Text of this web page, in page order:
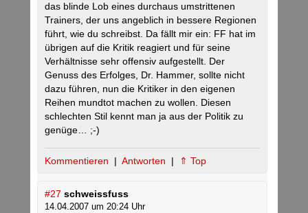
das blinde Lob eines durchaus umstrittenen
Trainers, der uns angeblich in bessere Regionen
führt, wie du schreibst. Da fällt mir ein: FF hat im
übrigen auf die Kritik reagiert und für seine
Verhältnisse sehr offensiv aufgestellt. Der
Genuss des Erfolges, Dr. Hammer, sollte nicht
dazu führen, nun die Kritiker in den eigenen
Reihen mundtot machen zu wollen. Diesen
schlechten Stil kennt man ja aus der Politik zu
genüge… ;-)
Kommentieren | Antworten | ⇑ Top
#27 schweissfuss
14.04.2007 um 20:24 Uhr